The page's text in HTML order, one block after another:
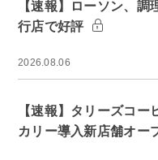
【速報】ローソン、
行店で好評
2026.08.06
【速報】タリーズコ
カリー導入新店舗オー